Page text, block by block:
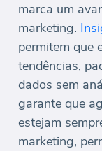
marca um
marketing.
permitem que
tendências,
dados sem
garante que
estejam
marketing,